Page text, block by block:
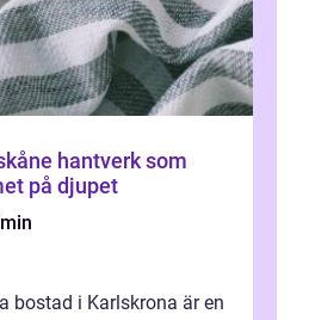
som
på djupet
bostad i Karlskrona är en